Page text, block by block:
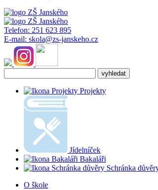
Telefon: 251 623 895
E-mail: skola@zs-janskeho.cz
Projekty
Jídelníček
Bakaláři
Schránka
O škole